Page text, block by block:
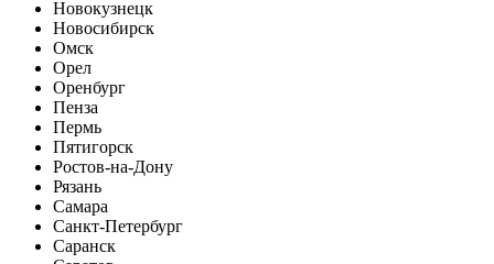
Новокузнецк
Новосибирск
Омск
Орел
Оренбург
Пенза
Пермь
Пятигорск
Ростов-на-Дону
Рязань
Самара
Санкт-Петербург
Саранск